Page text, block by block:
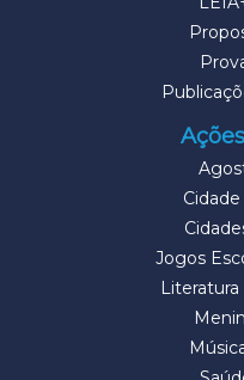
Jogos